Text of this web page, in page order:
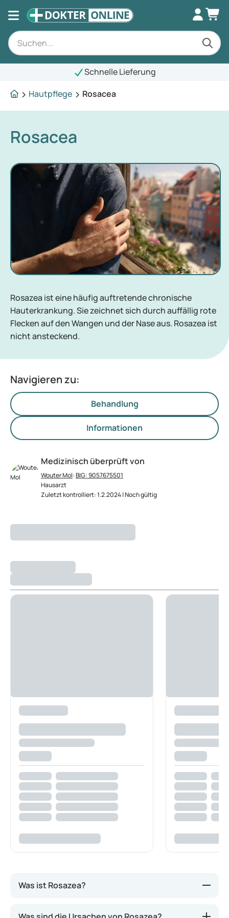
Schnelle Lieferung
Hautpflege
Rosacea
Rosacea
Rosazea ist eine häufig auftretende chronische
Hauterkrankung. Sie zeichnet sich durch auffällig rote
Flecken auf den Wangen und der Nase aus. Rosazea ist
nicht ansteckend.
Navigieren zu:
Behandlung
Informationen
Medizinisch überprüft von
Wouter Mol:BIG: 9057675501
Hausarzt
Zuletzt kontrolliert: 1.2.2024 | Noch gültig
Was ist Rosazea?